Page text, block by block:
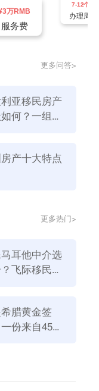
支出超过收入的三
之下。
位数是家庭可支配
房的时间有短期波
，而2002年只需
3万RMB
服务费
7-12个月
办理周期
更多问答>
亚移民房产
何？一组数
产十大特点
更多热门>
耳他中介选
飞际移民是
腊黄金签
份来自45亿